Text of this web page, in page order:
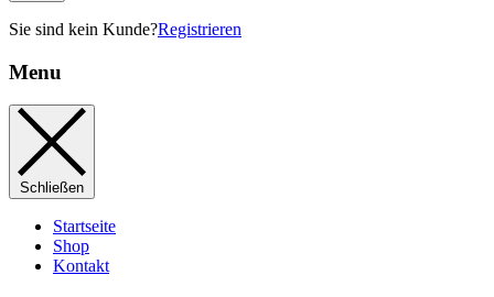
Sie sind kein Kunde?Registrieren
Menu
Schließen
Startseite
Shop
Kontakt